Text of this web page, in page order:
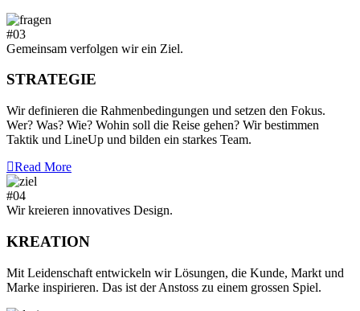
#03
Gemeinsam verfolgen wir ein Ziel.
STRATEGIE
Wir definieren die Rahmenbedingungen und setzen den Fokus.
Wer? Was? Wie? Wohin soll die Reise gehen? Wir bestimmen
Taktik und LineUp und bilden ein starkes Team.
Read More
#04
Wir kreieren innovatives Design.
KREATION
Mit Leidenschaft entwickeln wir Lösungen, die Kunde, Markt und
Marke inspirieren. Das ist der Anstoss zu einem grossen Spiel.